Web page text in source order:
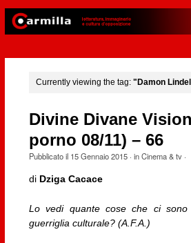
Currently viewing the tag: "Damon
Divine Divane
porno 08/11) – 66
Pubblicato il 15 Gennaio 2015· inCinema & tv·
di Dziga Cacace
Lo vedi quante cose che ci
guerriglia culturale? (A.F.A.)